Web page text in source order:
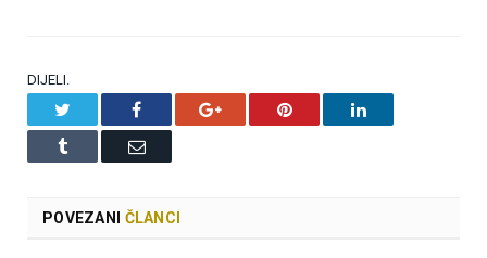
DIJELI.
Facebook Google+ Pinterest LinkedIn
Tumblr Email
POVEZANI ČLANCI